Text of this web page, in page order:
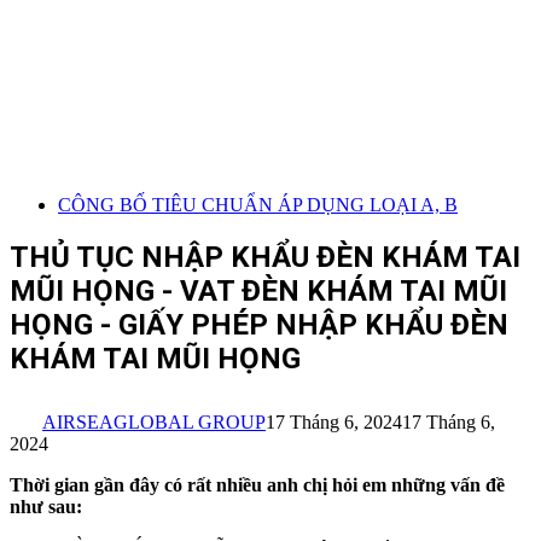
CÔNG BỐ TIÊU CHUẨN ÁP DỤNG LOẠI A, B
THỦ TỤC NHẬP KHẨU ĐÈN KHÁM TAI
MŨI HỌNG - VAT ĐÈN KHÁM TAI MŨI
HỌNG - GIẤY PHÉP NHẬP KHẨU ĐÈN
KHÁM TAI MŨI HỌNG
AIRSEAGLOBAL GROUP17 Tháng 6, 202417 Tháng 6,
2024
Thời gian gần đây có rất nhiều anh chị hỏi em những vấn đề
như sau: